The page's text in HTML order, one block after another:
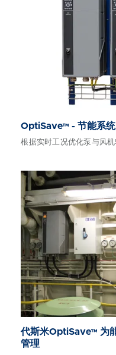
OptiSave™ - 节能系统
根据实时工况优化泵与风
代斯米OptiSave™ 为
管理